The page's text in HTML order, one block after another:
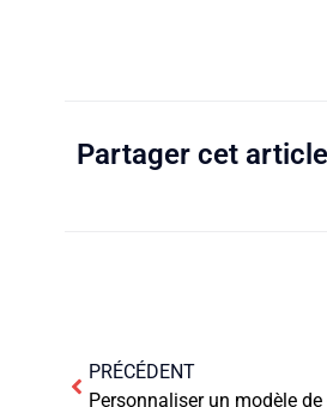
Partager cet article
PRÉCÉDENT